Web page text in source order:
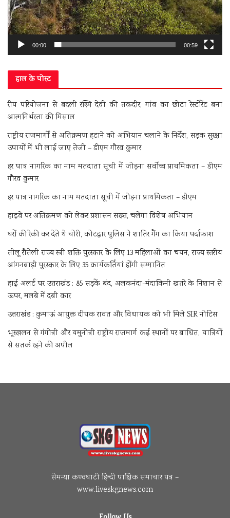
00:00 00:59
हाल के पोस्ट
रीप परियोजना से बदली रश्मि देवी की तकदीर, गांव का छोटा रेस्टोरेंट बना
आत्मनिर्भरता की मिसाल
राष्ट्रीय राजमार्गों से अतिक्रमण हटाने को अभियान चलाने के निर्देश, सड़क सुरक्षा
उपायों में भी लाई जाए तेजी – डीएम गौरव कुमार
हर पात्र नागरिक का नाम मतदाता सूची में जोड़ना सर्वोच्च प्राथमिकता – डीएम
गौरव कुमार
हर पात्र नागरिक का नाम मतदाता सूची में जोड़ना प्राथमिकता – डीएम
हाइवे पर अतिक्रमण को लेकर प्रशासन सख्त, चलेगा विशेष अभियान
घरों की रेकी कर देते थे चोरी, कोटद्वार पुलिस ने शातिर गैंग का किया पर्दाफाश
तीलू रौतेली राज्य स्त्री शक्ति पुरस्कार के लिए 13 महिलाओं का चयन, राज्य स्तरीय
आंगनबाड़ी पुरस्कार के लिए 35 कार्यकर्तियां होंगी सम्मानित
हाई अलर्ट पर उत्तराखंड : 85 सड़कें बंद, अलकनंदा-मंदाकिनी खतरे के निशान से
ऊपर, मलबे में दबी कार
उत्तराखंड : कुमाऊं आयुक्त दीपक रावत और विधायक को भी मिले SIR नोटिस
भूस्खलन से गंगोत्री और यमुनोत्री राष्ट्रीय राजमार्ग कई स्थानों पर बाधित, यात्रियों
से सतर्क रहने की अपील
सेमन्या कण्वघाटी हिन्दी पाक्षिक समाचार पत्र –
www.liveskgnews.com